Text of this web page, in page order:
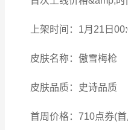
上架时间：1月21日
皮肤名称：傲雪梅枪
皮肤品质：史诗品质
首周价格：710点券(